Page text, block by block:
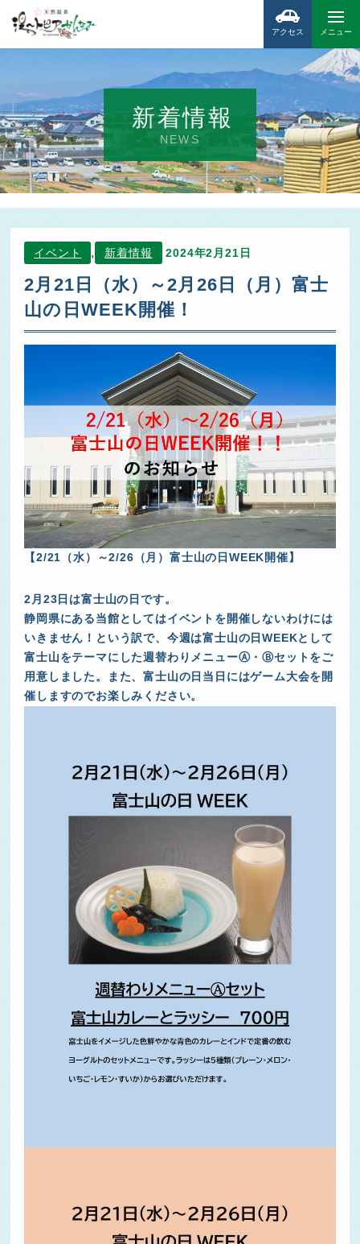
メニュー
アクセス
新着情報
NEWS
イベント , 新着情報 2024年2月21日
2月21日（水）～2月26日（月）富士
山の日WEEK開催！
【2/21（水）～2/26（月）富士山の日WEEK開催】
2月23日は富士山の日です。
静岡県にある当館としてはイベントを開催しないわけには
いきません！という訳で、今週は富士山の日WEEKとして
富士山をテーマにした週替わりメニューⒶ・Ⓑセットをご
用意しました。また、富士山の日当日にはゲーム大会を開
催しますのでお楽しみください。